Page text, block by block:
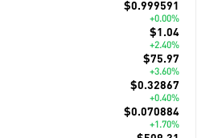
$0.999591
+0.00%
$1.04
+2.40%
$75.97
+3.60%
$0.32867
+0.40%
$0.070884
+1.70%